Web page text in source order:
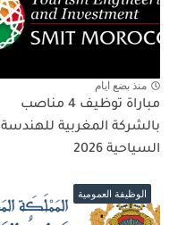
منذ بضع ايام
مباراة توظيف 4 مناصب
بالشركة المغربية للهندسة
السياحية 2026
الوظيفة العمومية